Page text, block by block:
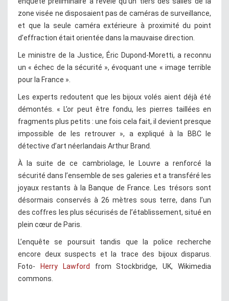
zone visée ne disposaient pas de caméras de surveillance,
et que la seule caméra extérieure à proximité du point
d’effraction était orientée dans la mauvaise direction.
Le ministre de la Justice, Éric Dupond-Moretti, a reconnu
un « échec de la sécurité », évoquant une « image terrible
pour la France ».
Les experts redoutent que les bijoux volés aient déjà été
démontés. « L’or peut être fondu, les pierres taillées en
fragments plus petits : une fois cela fait, il devient presque
impossible de les retrouver », a expliqué à la BBC le
détective d’art néerlandais Arthur Brand.
À la suite de ce cambriolage, le Louvre a renforcé la
sécurité dans l’ensemble de ses galeries et a transféré les
joyaux restants à la Banque de France. Les trésors sont
désormais conservés à 26 mètres sous terre, dans l’un
des coffres les plus sécurisés de l’établissement, situé en
plein cœur de Paris.
L’enquête se poursuit tandis que la police recherche
encore deux suspects et la trace des bijoux disparus.
Foto-
Herry Lawford
from Stockbridge, UK, Wikimedia
commons.